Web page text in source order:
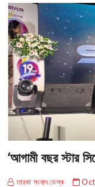
‘আগামী বছর স্টার
তারকা সংবাদ ডেস্ক